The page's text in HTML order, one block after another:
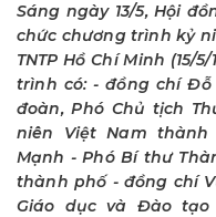
Sáng ngày 13/5, Hội
chức chương trình kỷ
TNTP Hồ Chí Minh (15/
trình có: - đồng chí
đoàn, Phó Chủ tịch
niên Việt Nam thành
Mạnh - Phó Bí thư
thành phố - đồng chí
Giáo dục và Đào